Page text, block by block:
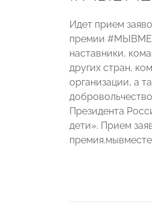
Идет прием
премии
наставники,
других стран,
организации, а
Президента
дети». Прием